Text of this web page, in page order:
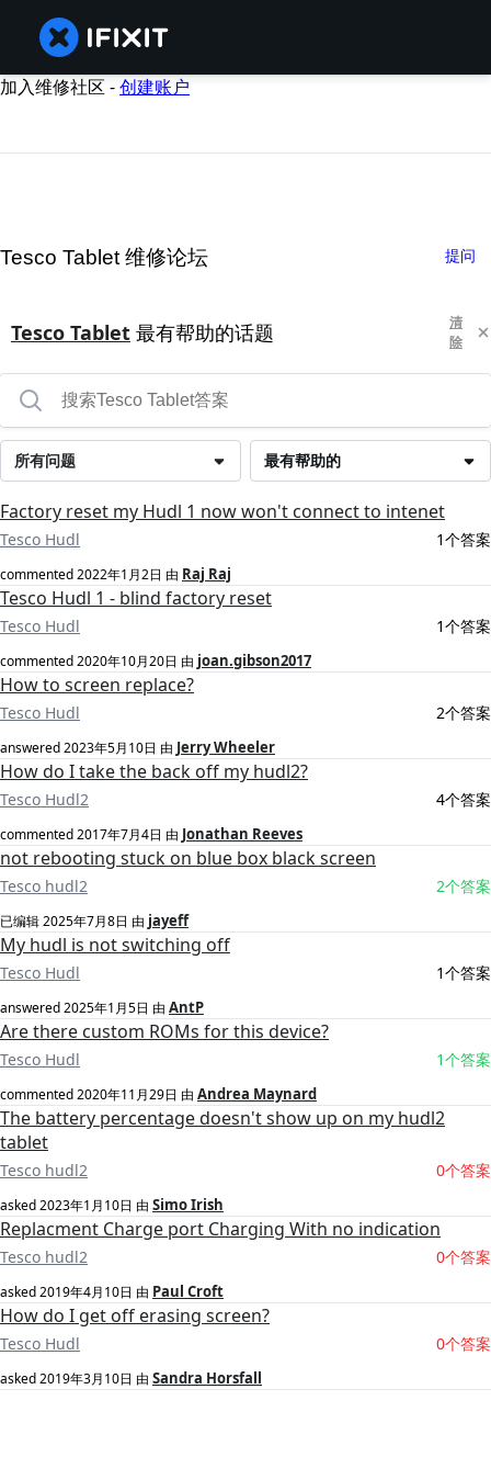
加入维修社区 -创建账户
Tesco Tablet 维修论坛 提问
Tesco Tablet 最有帮助的话题
清
除
最有帮助的
所有问题
Factory reset my Hudl 1 now won't connect to intenet
Tesco Hudl 1个答案
commented2022年1月2日 由 Raj Raj
Tesco Hudl 1 - blind factory reset
Tesco Hudl 1个答案
commented2020年10月20日 由 joan.gibson2017
How to screen replace?
Tesco Hudl 2个答案
answered2023年5月10日 由 Jerry Wheeler
How do I take the back off my hudl2?
Tesco Hudl2 4个答案
commented2017年7月4日 由 Jonathan Reeves
not rebooting stuck on blue box black screen
Tesco hudl2 2个答案
已编辑2025年7月8日 由 jayeff
My hudl is not switching off
Tesco Hudl 1个答案
answered2025年1月5日 由 AntP
Are there custom ROMs for this device?
Tesco Hudl 1个答案
commented2020年11月29日 由 Andrea Maynard
The battery percentage doesn't show up on my hudl2
tablet
Tesco hudl2 0个答案
asked2023年1月10日 由 Simo Irish
Replacment Charge port Charging With no indication
Tesco hudl2 0个答案
asked2019年4月10日 由 Paul Croft
How do I get off erasing screen?
Tesco Hudl 0个答案
asked2019年3月10日 由 Sandra Horsfall